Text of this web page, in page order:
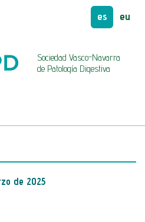
es eu
Sociedad Vasco-Navarra
de Patología Digestiva
de 2025